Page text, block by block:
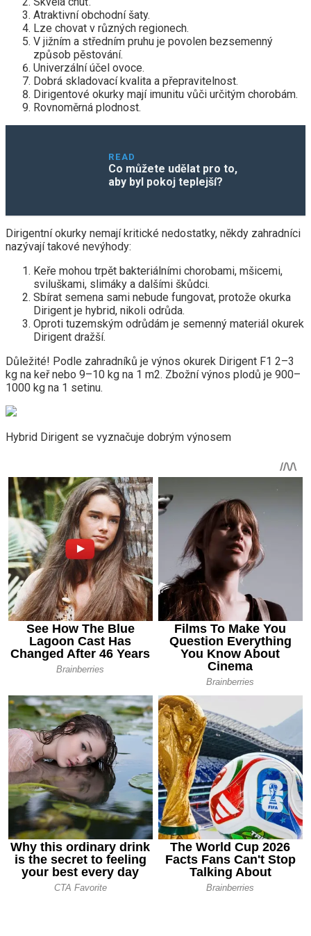
Atraktivní obchodní šaty.
Lze chovat v různých regionech.
V jižním a středním pruhu je povolen bezsemenný
způsob pěstování.
Univerzální účel ovoce.
Dobrá skladovací kvalita a přepravitelnost.
Dirigentové okurky mají imunitu vůči určitým chorobám.
Rovnoměrná plodnost.
READ
Co můžete udělat pro to,
aby byl pokoj teplejší?
Dirigentní okurky nemají kritické nedostatky, někdy zahradníci
nazývají takové nevýhody:
Keře mohou trpět bakteriálními chorobami, mšicemi,
sviluškami, slimáky a dalšími škůdci.
Sbírat semena sami nebude fungovat, protože okurka
Dirigent je hybrid, nikoli odrůda.
Oproti tuzemským odrůdám je semenný materiál okurek
Dirigent dražší.
Důležité! Podle zahradníků je výnos okurek Dirigent F1 2–3
kg na keř nebo 9–10 kg na 1 m2. Zbožní výnos plodů je 900–
1000 kg na 1 setinu.
Hybrid Dirigent se vyznačuje dobrým výnosem